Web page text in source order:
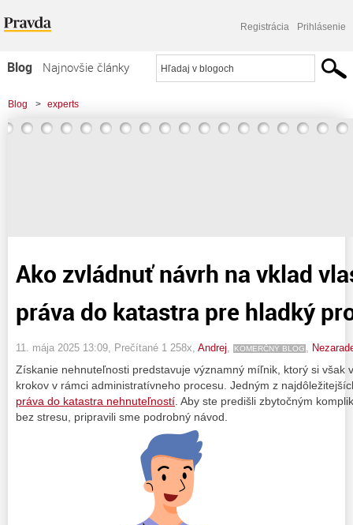
Registrácia Prihlásenie
Blog
Najnovšie články
Najčítanejšie články
Najkomentovanejšie články
Blog > experts
> Ako zvládnuť návrh na vklad vlastníckeho práva do katastra pre hladký proces
Ako zvládnuť návrh na vklad
práva do katastra pre hladký
11. mája 2025 13:09 , Prečítané 1 258x, Andrej KOMERČNÝ BLOG
Získanie nehnuteľnosti predstavuje významný míľnik, ktorý si však
krokov v rámci administratívneho procesu. Jedným z
práva do katastra nehnuteľností . Aby ste predišli zbytočným
bez stresu, pripravili sme podrobný návod.